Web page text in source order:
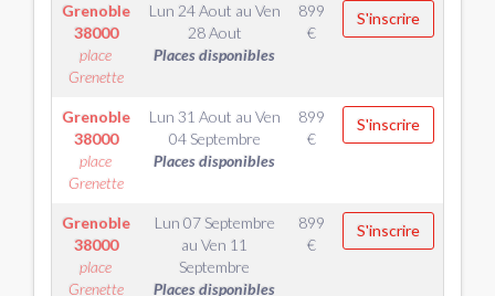
Grenoble
38000
place
Grenette
Lun 24 Aout au Ven
28 Aout
Places disponibles
899
€
S'inscrire
Grenoble
38000
place
Grenette
Lun 31 Aout au Ven
04 Septembre
Places disponibles
899
€
S'inscrire
Grenoble
38000
place
Grenette
Lun 07 Septembre
au Ven 11
Septembre
Places disponibles
899
€
S'inscrire